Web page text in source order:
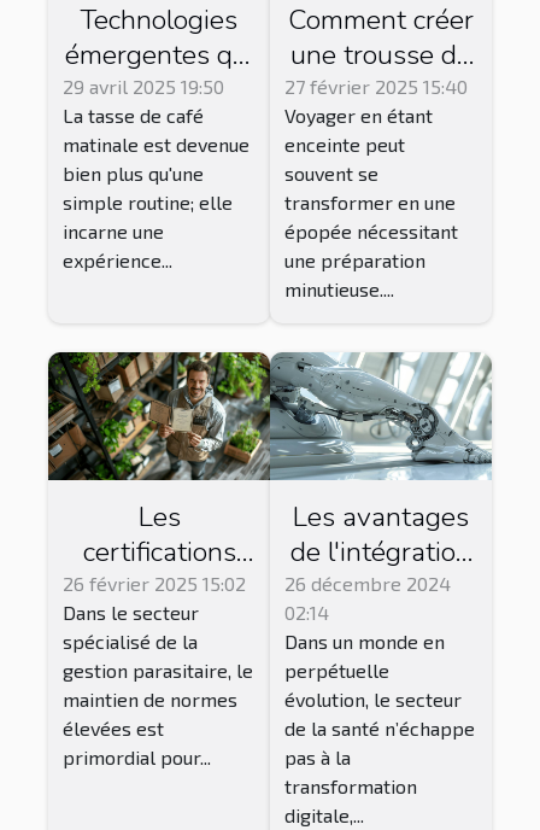
Technologies
émergentes qui
transforment
l'expérience du
café
29 avril 2025 19:50
La tasse de café
matinale est devenue
bien plus qu'une
simple routine; elle
incarne une
expérience...
Comment créer
une trousse de
secours idéale
pour les futures
mamans en
voyage
27 février 2025 15:40
Voyager en étant
enceinte peut
souvent se
transformer en une
épopée nécessitant
une préparation
minutieuse....
Les
certifications
essentielles
pour les
entreprises de
gestion
parasitaire
26 février 2025 15:02
Dans le secteur
spécialisé de la
gestion parasitaire, le
maintien de normes
élevées est
primordial pour...
Les avantages
de l'intégration
des solutions
numériques en
orthopédie et
podologie
26 décembre 2024
02:14
Dans un monde en
perpétuelle
évolution, le secteur
de la santé n’échappe
pas à la
transformation
digitale,...